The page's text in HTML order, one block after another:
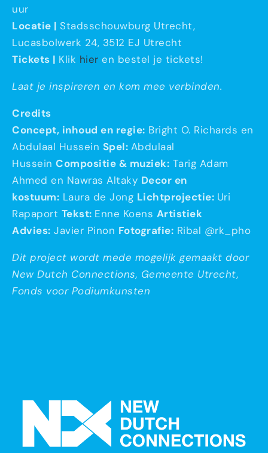
uur
Locatie | Stadsschouwburg Utrecht,
Lucasbolwerk 24, 3512 EJ Utrecht
Tickets | Klik hier en bestel je tickets!
Laat je inspireren en kom mee verbinden.
Credits
Concept, inhoud en regie: Bright O. Richards en
Abdulaal Hussein Spel: Abdulaal
Hussein Compositie & muziek: Tarig Adam
Ahmed en Nawras Altaky Decor en
kostuum: Laura de Jong Lichtprojectie: Uri
Rapaport Tekst: Enne Koens Artistiek
Advies: Javier Pinon Fotografie: Ribal @rk_pho
Dit project wordt mede mogelijk gemaakt door
New Dutch Connections, Gemeente Utrecht,
Fonds voor Podiumkunsten